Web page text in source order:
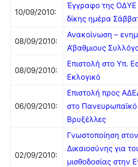
10/09/2010:
Έγγραφο της ΟΔΥΕ
δίκης ημέρα
08/09/2010:
Ανακοίνωση –
Α’βαθμιους
08/09/2010:
Επιστολή στο Υπ.
Εκλογικό
06/09/2010:
Επιστολή προς
στο Πανευρωπαϊκό
Βρυξέλλες
02/09/2010:
Γνωστοποίηση
Δικαιοσύνης για
μισθοδοσίας στην